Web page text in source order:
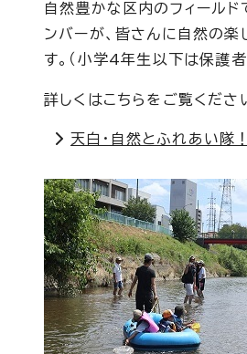
自然豊かな区内のフィールド
ンバーが、皆さんに自然の
す。（小学4年生以下は保護者
詳しくはこちらをご覧くださ
天白・自然とふれあい隊